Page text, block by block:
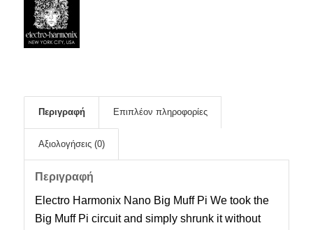
Περιγραφή Επιπλέον πληροφορίες
Αξιολογήσεις (0)
Περιγραφή
Electro Harmonix Nano Big Muff Pi We took the
Big Muff Pi circuit and simply shrunk it without